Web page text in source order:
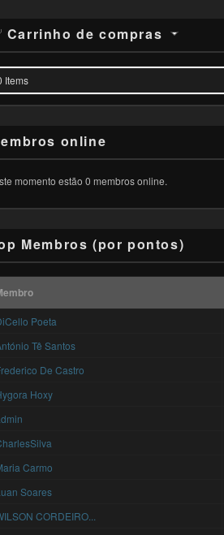
Carrinho de compras
Items
online
momento estão 0 membros online.
Membros (por pontos)
Poeta
Tê Santos
De Castro
Hoxy
Carmo
Soares
CORDEIRO...